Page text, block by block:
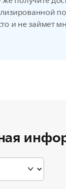
и не займет